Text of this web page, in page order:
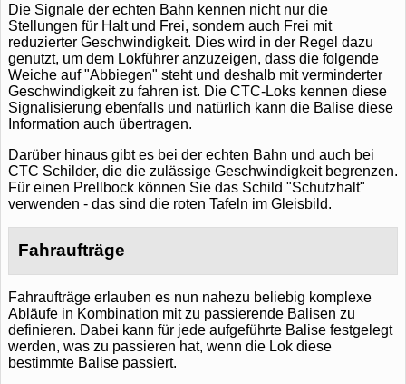
Die Signale der echten Bahn kennen nicht nur die
Stellungen für Halt und Frei, sondern auch Frei mit
reduzierter Geschwindigkeit. Dies wird in der Regel dazu
genutzt, um dem Lokführer anzuzeigen, dass die folgende
Weiche auf "Abbiegen" steht und deshalb mit verminderter
Geschwindigkeit zu fahren ist. Die CTC-Loks kennen diese
Signalisierung ebenfalls und natürlich kann die Balise diese
Information auch übertragen.
Darüber hinaus gibt es bei der echten Bahn und auch bei
CTC Schilder, die die zulässige Geschwindigkeit begrenzen.
Für einen Prellbock können Sie das Schild "Schutzhalt"
verwenden - das sind die roten Tafeln im Gleisbild.
Fahraufträge
Fahraufträge erlauben es nun nahezu beliebig komplexe
Abläufe in Kombination mit zu passierende Balisen zu
definieren. Dabei kann für jede aufgeführte Balise festgelegt
werden, was zu passieren hat, wenn die Lok diese
bestimmte Balise passiert.